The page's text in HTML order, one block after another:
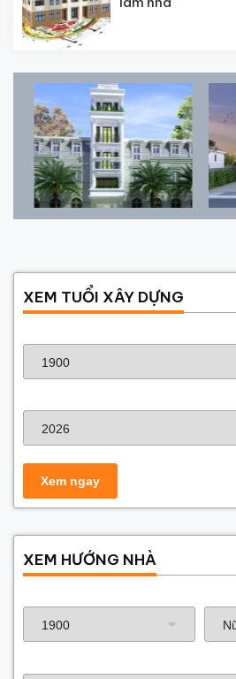
XEM TUỔI XÂY DỰNG
XEM HƯỚNG NHÀ